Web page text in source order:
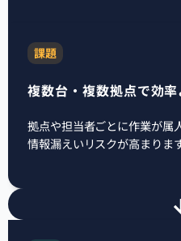
課題
複数台・複数拠点で効
拠点や担当者ごとに作業が属
情報漏えいリスクが高まります